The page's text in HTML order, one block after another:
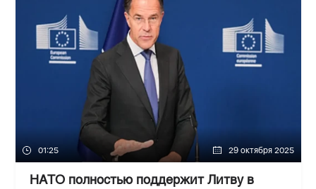
01:25 29 октября 2025
НАТО полностью поддержит Литву в